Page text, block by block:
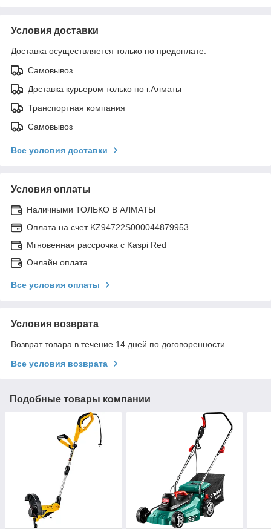
Условия доставки
Доставка осуществляется только по предоплате.
Самовывоз
Доставка курьером только по г.Алматы
Транспортная компания
Самовывоз
Все условия доставки
Условия оплаты
Наличными ТОЛЬКО В АЛМАТЫ
Оплата на счет KZ94722S000044879953
Мгновенная рассрочка с Kaspi Red
Онлайн оплата
Все условия оплаты
Условия возврата
Возврат товара в течение 14 дней по договоренности
Все условия возврата
Подобные товары компании